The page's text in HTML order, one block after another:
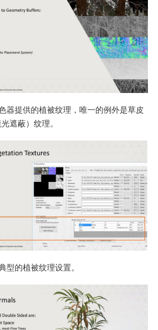
器提供的植被纹理，唯一的例外是草皮
遮蔽）纹理。
型的植被纹理设置。